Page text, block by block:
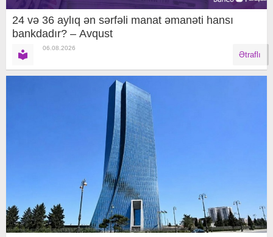
24 və 36 aylıq ən sərfəli manat əmanəti hansı
bankdadır? – Avqust
06.08.2026
Ətraflı